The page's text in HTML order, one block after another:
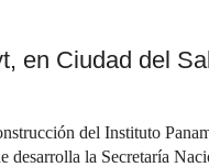
en Ciudad del
del Instituto
desarrolla la Secretaría